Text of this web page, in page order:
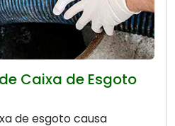
Caixa de Esgoto
de esgoto causa